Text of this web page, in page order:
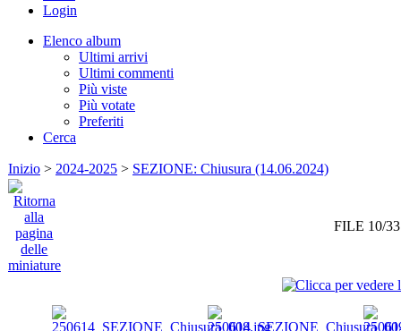
Login
Elenco album
Ultimi arrivi
Ultimi commenti
Più viste
Più votate
Preferiti
Cerca
Inizio > 2024-2025 > SEZIONE: Chiusura (14.06.2024)
FILE 10/33